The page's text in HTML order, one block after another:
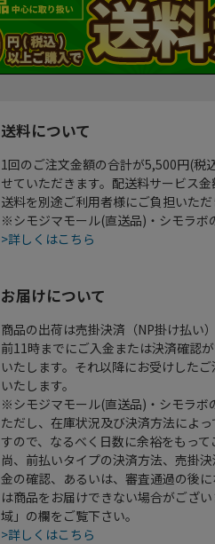
送料について
1回のご注文金額の合計が5,500円(税
せていただきます。配送料サービス
送料を別途ご利用者様にご負担いただ
※シモジマモール(直送品)・シモラボ
>詳しくはこちら
お届けについて
商品の出荷は売掛決済（NP掛け払い
前11時までにご入金または決済確認
いたします。それ以降にお受けした
いたします。
※シモジマモール(直送品)・シモラボ
ただし、在庫状況及び決済方法によ
すので、なるべく日数に余裕をもって
尚、前払いタイプの決済方法、売掛
金の確認、あるいは、審査通過の後
は商品をお届けできない場合がござ
域」の欄をご覧下さい。
>詳しくはこちら